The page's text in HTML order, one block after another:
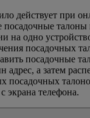
действует при
посадочные
на одно
посадочных
посадочные
адрес, а затем
посадочных
экрана телефона.